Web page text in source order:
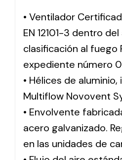
• Ventilador
EN 12101-3 dentro
clasificación al fuego
expediente número
• Hélices de
Multiflow Novovent
• Envolvente
acero galvanizado.
en las unidades de